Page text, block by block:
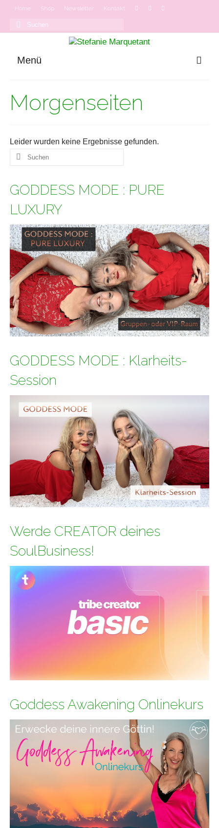
Home Shop Newsletter Kontakt
Suchen
Menü
Onlinekurse
Morgenseiten
Leider wurden keine Ergebnisse gefunden.
Suchen
nach:
GODDESS MODE : PURE
LUXURY
GODDESS MODE : Klarheits-
Session
Werde CREATOR deines
SoulBusiness!
Goddess Awakening Onlinekurs